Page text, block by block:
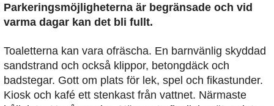
Parkeringsmöjligheterna är begränsade och vid
varma dagar kan det bli fullt.
Toaletterna kan vara ofräscha. En barnvänlig skyddad
sandstrand och också klippor, betongdäck och
badstegar. Gott om plats för lek, spel och fikastunder.
Kiosk och kafé ett stenkast från vattnet. Närmaste